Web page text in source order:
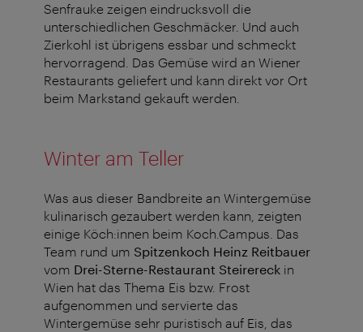
Senfrauke zeigen eindrucksvoll die
unterschiedlichen Geschmäcker. Und auch
Zierkohl ist übrigens essbar und schmeckt
hervorragend. Das Gemüse wird an Wiener
Restaurants geliefert und kann direkt vor Ort
beim Markstand gekauft werden.
Winter am Teller
Was aus dieser Bandbreite an Wintergemüse
kulinarisch gezaubert werden kann, zeigten
einige Köch:innen beim Koch.Campus. Das
Team rund um Spitzenkoch Heinz Reitbauer
vom Drei-Sterne-Restaurant Steirereck in
Wien hat das Thema Eis bzw. Frost
aufgenommen und servierte das
Wintergemüse sehr puristisch auf Eis, das